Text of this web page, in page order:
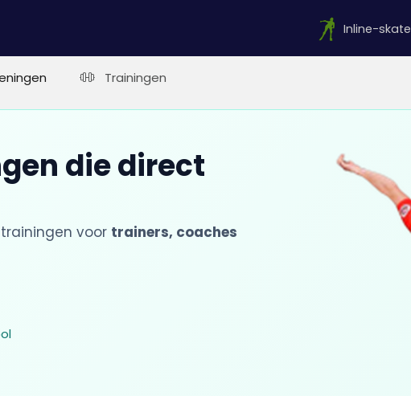
Inline-skate
Trainingen
die direct
voor trainers, coaches